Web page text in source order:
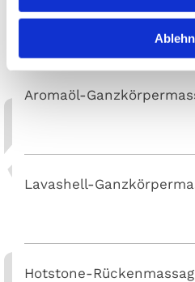
Aromaöl-
Lavashell-
Hotstone-